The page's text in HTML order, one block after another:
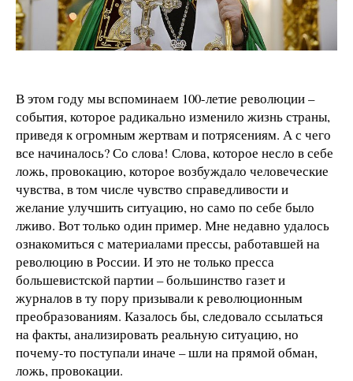
В этом году мы вспоминаем 100-летие революции –
события, которое радикально изменило жизнь страны,
приведя к огромным жертвам и потрясениям. А с чего
все начиналось? Со слова! Слова, которое несло в себе
ложь, провокацию, которое возбуждало человеческие
чувства, в том числе чувство справедливости и
желание улучшить ситуацию, но само по себе было
лживо. Вот только один пример. Мне недавно удалось
ознакомиться с материалами прессы, работавшей на
революцию в России. И это не только пресса
большевистской партии – большинство газет и
журналов в ту пору призывали к революционным
преобразованиям. Казалось бы, следовало ссылаться
на факты, анализировать реальную ситуацию, но
почему-то поступали иначе – шли на прямой обман,
ложь, провокации.